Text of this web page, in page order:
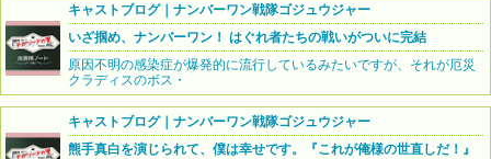
キャストブログ｜ナンバーワン戦隊ゴジュウジャー
いざ掴め、ナンバーワン！ はぐれ者たちの戦いがついに完結
原因不明の感染症が爆発的に流行しているみたいですが、それが厄災
クラディスのボス・
キャストブログ｜ナンバーワン戦隊ゴジュウジャー
熊手真白を演じられて、僕は幸せです。『これが俺様の世直しだ！』